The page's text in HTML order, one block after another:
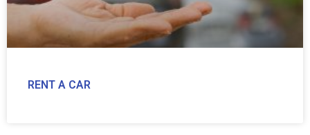
RENT A CAR